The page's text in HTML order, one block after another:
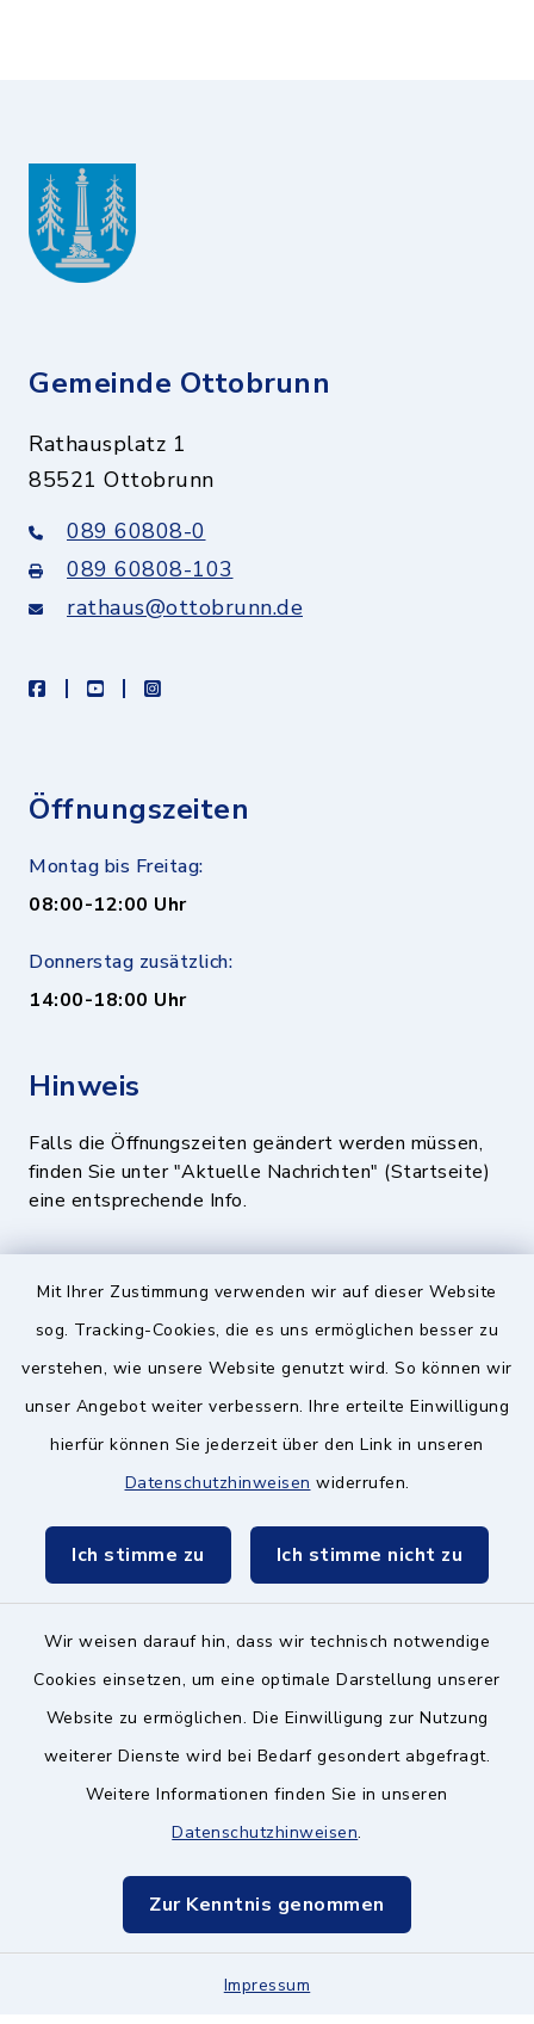
Mit Ihrer Zustimmung verwenden wir auf dieser Website
sog. Tracking-Cookies, die es uns ermöglichen besser zu
verstehen, wie unsere Website genutzt wird. So können wir
unser Angebot weiter verbessern. Ihre erteilte Einwilligung
hierfür können Sie jederzeit über den Link in unseren
Datenschutzhinweisen widerrufen.
Ich stimme zu Ich stimme nicht zu
Wir weisen darauf hin, dass wir technisch notwendige
Cookies einsetzen, um eine optimale Darstellung unserer
Website zu ermöglichen. Die Einwilligung zur Nutzung
weiterer Dienste wird bei Bedarf gesondert abgefragt.
Weitere Informationen finden Sie in unseren
Datenschutzhinweisen.
Zur Kenntnis genommen
Impressum
Gemeinde Ottobrunn
Rathausplatz 1
85521 Ottobrunn
089 60808-0
089 60808-103
rathaus@ottobrunn.de
facebookyoutubeinstagram
Öffnungszeiten
Montag bis Freitag:
08:00-12:00 Uhr
Donnerstag zusätzlich:
14:00-18:00 Uhr
Hinweis
Falls die Öffnungszeiten geändert werden müssen,
finden Sie unter "Aktuelle Nachrichten" (Startseite)
eine entsprechende Info.
Quicklinks
BayernPortal
Landratsamt München
Zweckverband München Südost
Kontakt ins Rathaus
Datenschutz
Hinweisgeberschutz
Sitemap